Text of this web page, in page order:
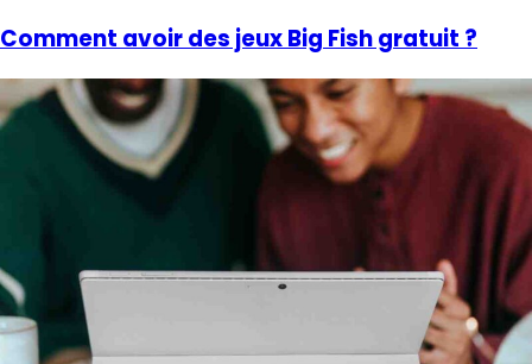
Comment avoir des jeux Big Fish gratuit ?